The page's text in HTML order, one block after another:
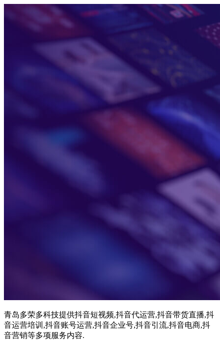
青岛多荣多科技提供抖音短视频,抖音代运营,抖音带货直播,抖
音运营培训,抖音账号运营,抖音企业号,抖音引流,抖音电商,抖
音营销等多项服务内容.